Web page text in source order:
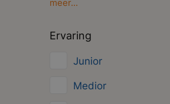
meer...
Ervaring
Junior
Medior